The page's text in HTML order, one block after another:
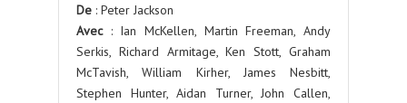
De : Peter Jackson
Avec: Ian McKellen, Martin Freeman, Andy
Serkis, Richard Armitage, Ken Stott, Graham
McTavish, William Kirher, James Nesbitt,
Stephen Hunter, Aidan Turner, John Callen,